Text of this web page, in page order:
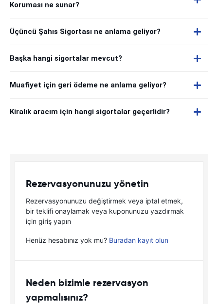
Koruması ne sunar?
Üçüncü Şahıs Sigortası ne anlama geliyor?
Başka hangi sigortalar mevcut?
Muafiyet için geri ödeme ne anlama geliyor?
Kiralık aracım için hangi sigortalar geçerlidir?
Rezervasyonunuzu yönetin
Rezervasyonunuzu değiştirmek veya iptal etmek,
bir teklifi onaylamak veya kuponunuzu yazdırmak
için giriş yapın
Henüz hesabınız yok mu? Buradan kayıt olun
Neden bizimle rezervasyon
yapmalısınız?